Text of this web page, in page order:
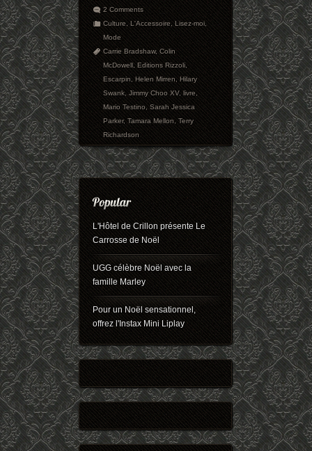
2 Comments
Culture,L'Accessoire,Lisez-moi,
Mode
Carrie Bradshaw,Colin
McDowell,Editions Rizzoli,
Escarpin,Helen Mirren,Hilary
Swank,Jimmy Choo XV,livre,
Mario Testino,Sarah Jessica
Parker,Tamara Mellon,Terry
Richardson
L'Hôtel de Crillon présente Le
Carrosse de Noël
UGG célèbre Noël avec la
famille Marley
Pour un Noël sensationnel,
offrez l'Instax Mini Liplay